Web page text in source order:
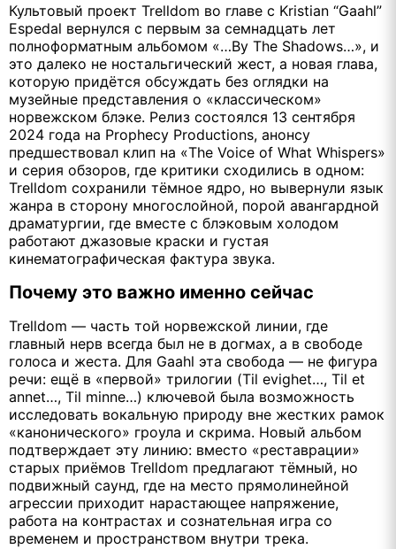
Культовый проект Trelldom во главе с Kristian “Gaahl”
Espedal вернулся с первым за семнадцать лет
полноформатным альбомом «…By The Shadows…», и
это далеко не ностальгический жест, а новая глава,
которую придётся обсуждать без оглядки на
музейные представления о «классическом»
норвежском блэке. Релиз состоялся 13 сентября
2024 года на Prophecy Productions, анонсу
предшествовал клип на «The Voice of What Whispers»
и серия обзоров, где критики сходились в одном:
Trelldom сохранили тёмное ядро, но вывернули язык
жанра в сторону многослойной, порой авангардной
драматургии, где вместе с блэковым холодом
работают джазовые краски и густая
кинематографическая фактура звука.
Почему это важно именно сейчас
Trelldom — часть той норвежской линии, где
главный нерв всегда был не в догмах, а в свободе
голоса и жеста. Для Gaahl эта свобода — не фигура
речи: ещё в «первой» трилогии (Til evighet…, Til et
annet…, Til minne…) ключевой была возможность
исследовать вокальную природу вне жестких рамок
«канонического» гроула и скрима. Новый альбом
подтверждает эту линию: вместо «реста­врации»
старых приёмов Trelldom предлагают тёмный, но
подвижный саунд, где на место прямолинейной
агрессии приходит нарастающее напряжение,
работа на контрастах и сознательная игра со
временем и пространством внутри трека.